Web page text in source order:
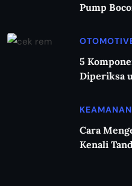
Pump
5
Diperiksa
KEAMANAN
Cara
Kenali